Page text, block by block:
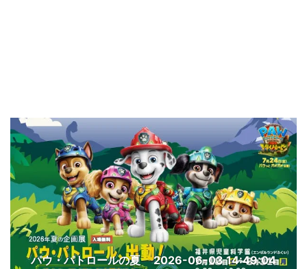
パウ・パトロールの夏 2026-06-03 14:49:04